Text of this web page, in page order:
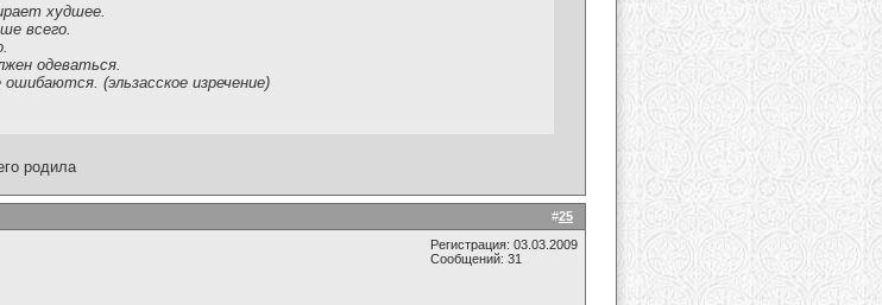
худшее.
всего.
одеваться.
(эльзасское изречение)
родила
#25
Регистрация: 03.03.2009
Сообщений: 31